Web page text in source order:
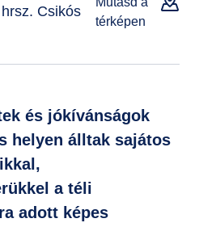
Csikós
térképen
és jókívánságok
helyen álltak sajátos
a téli
adott képes